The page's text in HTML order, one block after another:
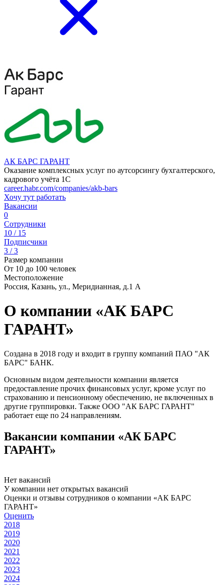
АК БАРС ГАРАНТ
Оказание комплексных услуг по аутсорсингу бухгалтерского,
кадрового учёта 1С
career.habr.com/companies/akb-bars
Хочу тут работать
Вакансии
0
Сотрудники
10 / 15
Подписчики
3 / 3
Размер компании
От 10 до 100 человек
Местоположение
Россия, Казань, ул., Меридианная, д.1 А
О компании «АК БАРС
ГАРАНТ»
Создана в 2018 году и входит в группу компаний ПАО "АК
БАРС" БАНК.
Основным видом деятельности компании является
предоставление прочих финансовых услуг, кроме услуг по
страхованию и пенсионному обеспечению, не включенных в
другие группировки. Также ООО "АК БАРС ГАРАНТ"
работает еще по 24 направлениям.
Вакансии компании «АК БАРС
ГАРАНТ»
Нет вакансий
У компании нет открытых вакансий
Оценки и отзывы сотрудников о компании «АК БАРС
ГАРАНТ»
Оценить
2018
2019
2020
2021
2022
2023
2024